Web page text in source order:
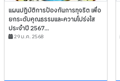
แผนปฏิบัติการป้องกันการทุจริต เพื่อ
ยกระดับคุณธรรมและความโปร่งใส
ประจำปี 2567...
29 ม.ค. 2568